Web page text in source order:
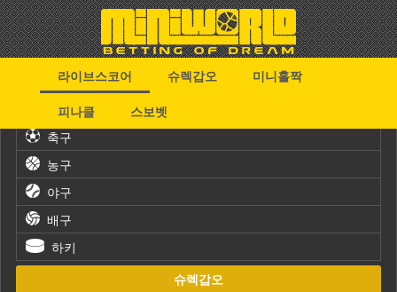
라이브스코어 슈렉갑오
미니홀짝
피나클
스보벳
축구
농구
야구
배구
하키
슈렉갑오